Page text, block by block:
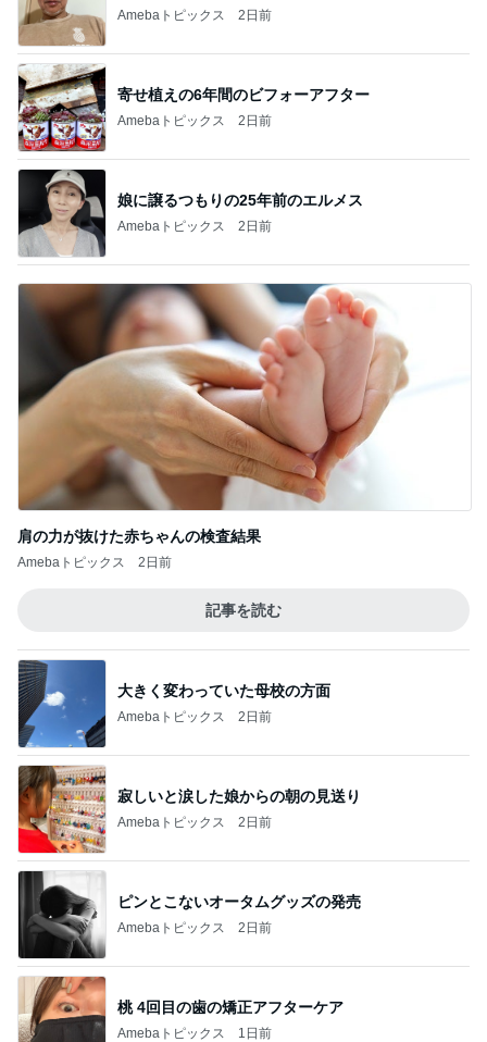
Amebaトピックス 2日前
寄せ植えの6年間のビフォーアフター
Amebaトピックス 2日前
娘に譲るつもりの25年前のエルメス
Amebaトピックス 2日前
肩の力が抜けた赤ちゃんの検査結果
Amebaトピックス 2日前
記事を読む
大きく変わっていた母校の方面
Amebaトピックス 2日前
寂しいと涙した娘からの朝の見送り
Amebaトピックス 2日前
ピンとこないオータムグッズの発売
Amebaトピックス 2日前
桃 4回目の歯の矯正アフターケア
Amebaトピックス 1日前